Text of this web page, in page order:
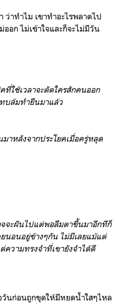
ว่าทำไม เขาทำอะไรพลาดไป
ออก ไม่เข้าใจและก็จะไม่มีวัน
ิคที่ใช้เวลาจะตัดใครสักคนออก
บล้มทำยืนมาแล้ว
มาหลังจากประโยคเมื่อครู่หลุด
จะฝันไปแต่พอลืมตาขึ้นมาอีกทีก็
นอนอยู่ข้างๆกัน ไม่มีเลยแม้แต่
ความทรงจำที่เขายังจำได้ดี
วันก่อนถูกขุดให้มีหยดน้ำใสๆไหล